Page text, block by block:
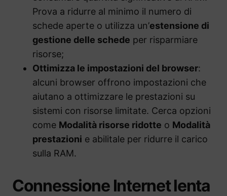
Prova a ridurre al minimo il numero di
schede aperte o utilizza un’estensione di
gestione delle schede per risparmiare
risorse;
Ottimizza le impostazioni del browser:
alcuni browser offrono impostazioni che
aiutano a ottimizzare le prestazioni su
sistemi con risorse limitate. Cerca opzioni
come Modalità risorse ridotte o Modalità
prestazioni e abilitale per ridurre il carico
sulla RAM.
Connessione Internet lenta